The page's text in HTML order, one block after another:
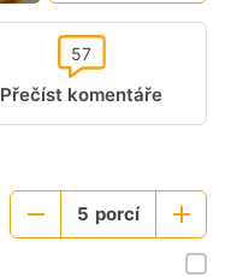
Přečíst komentáře
57
Menší5 porcí
Větší
porce